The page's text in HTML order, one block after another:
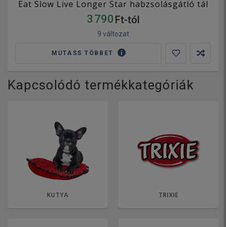
Eat Slow Live Longer Star habzsolásgátló tál
3 790 Ft-tól
9 változat
MUTASS TÖBBET
Kapcsolódó termékkategóriák
KUTYA TRIXIE